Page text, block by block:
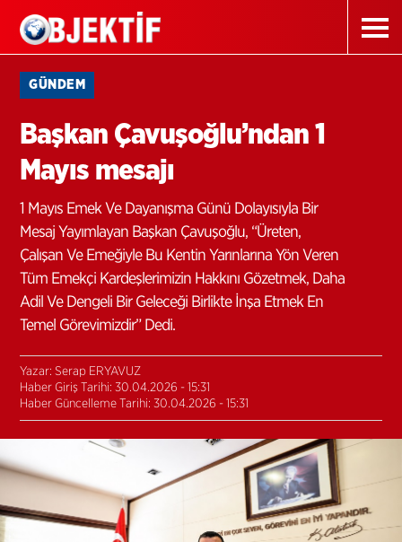
GÜNDEM
Başkan Çavuşoğlu’ndan 1
Mayıs mesajı
1 Mayıs Emek Ve Dayanışma Günü Dolayısıyla Bir
Mesaj Yayımlayan Başkan Çavuşoğlu, “Üreten,
Çalışan Ve Emeğiyle Bu Kentin Yarınlarına Yön Veren
Tüm Emekçi Kardeşlerimizin Hakkını Gözetmek, Daha
Adil Ve Dengeli Bir Geleceği Birlikte İnşa Etmek En
Temel Görevimizdir” Dedi.
Yazar: Serap ERYAVUZ
Haber Giriş Tarihi: 30.04.2026 - 15:31
Haber Güncelleme Tarihi: 30.04.2026 - 15:31